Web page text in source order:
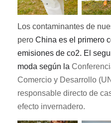
Los contaminantes de
pero China es el primero
emisiones de co2. El
moda según la
Comercio y Desarrollo
responsable directo de
efecto invernadero.